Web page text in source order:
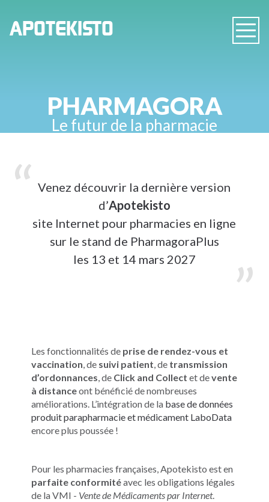
APOTEKISTO
PHARMAGORA
Le futur de la pharmacie
Venez découvrir la dernière version
d’Apotekisto
site Internet pour pharmacies en ligne
sur le stand de PharmagoraPlus
les 13 et 14 mars 2027
Les fonctionnalités de prise de rendez-vous et
vaccination, de suivi patient, de transmission
d’ordonnances, de Click and Collect et devente
à distanceont bénéficié de nombreuses
améliorations. L’intégration de la base de données
produit parapharmacie et médicament LaboData
encore plus poussée !
Pour les pharmacies françaises, Apotekisto est en
parfaite conformitéavec les obligations légales
de la VMI - Vente de Médicaments par Internet.